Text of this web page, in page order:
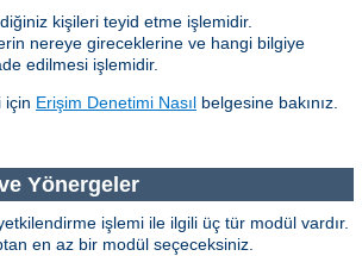
kişileri teyid etme işlemidir.
nereye gireceklerine ve hangi bilgiye
edilmesi işlemidir.
için Erişim Denetimi Nasıl belgesine bakınız.
Yönergeler
işlemi ile ilgili üç tür modül vardır.
en az bir modül seçeceksiniz.